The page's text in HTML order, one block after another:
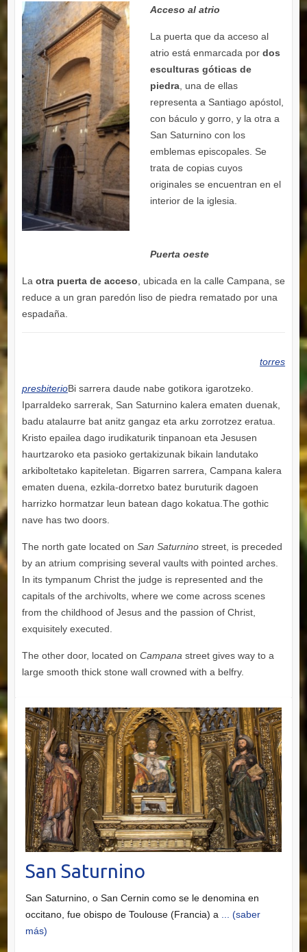
Acceso al atrio
La puerta que da acceso al
atrio está enmarcada por dos
esculturas góticas de
piedra, una de ellas
representa a Santiago apóstol,
con báculo y gorro, y la otra a
San Saturnino con los
emblemas episcopales. Se
trata de copias cuyos
originales se encuentran en el
interior de la iglesia.
Puerta oeste
La otra puerta de acceso, ubicada en la calle Campana, se
reduce a un gran paredón liso de piedra rematado por una
espadaña.
torres
presbiterioBi sarrera daude nabe gotikora igarotzeko.
Iparraldeko sarrerak, San Saturnino kalera ematen duenak,
badu atalaurre bat anitz gangaz eta arku zorrotzez eratua.
Kristo epailea dago irudikaturik tinpanoan eta Jesusen
haurtzaroko eta pasioko gertakizunak bikain landutako
arkiboltetako kapiteletan. Bigarren sarrera, Campana kalera
ematen duena, ezkila-dorretxo batez buruturik dagoen
harrizko hormatzar leun batean dago kokatua.The gothic
nave has two doors.
The north gate located on San Saturnino street, is preceded
by an atrium comprising several vaults with pointed arches.
In its tympanum Christ the judge is represented and the
capitals of the archivolts, where we come across scenes
from the childhood of Jesus and the passion of Christ,
exquisitely executed.
The other door, located on Campana street gives way to a
large smooth thick stone wall crowned with a belfry.
San Saturnino
San Saturnino, o San Cernin como se le denomina en
occitano, fue obispo de Toulouse (Francia) a
... (saber
más)